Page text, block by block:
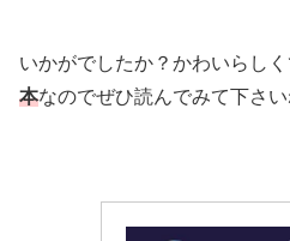
いかがでしたか？かわいらしく
本なのでぜひ読んでみて下さい